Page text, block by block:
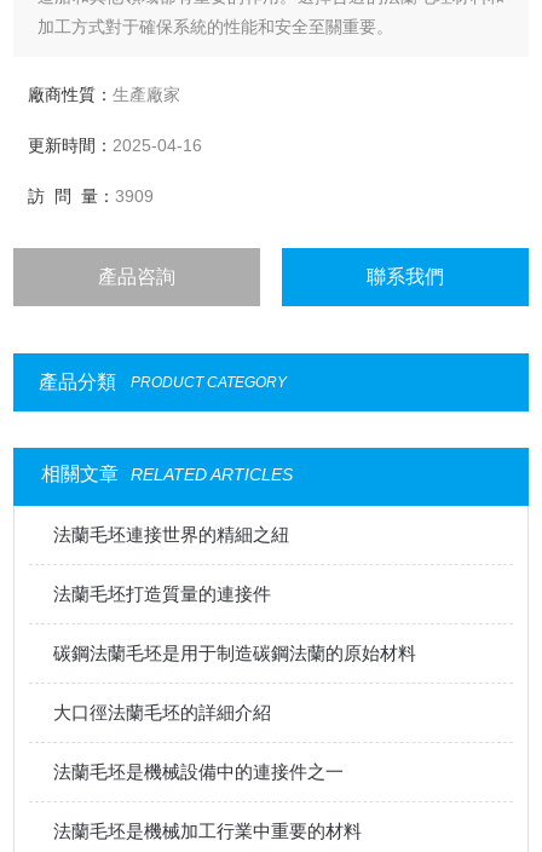
加工方式對于確保系統的性能和安全至關重要。
廠商性質：生產廠家
更新時間： 2025-04-16
訪 問 量：3909
產品咨詢 聯系我們
產品分類 PRODUCT CATEGORY
相關文章 RELATED ARTICLES
法蘭毛坯連接世界的精細之紐
法蘭毛坯打造質量的連接件
碳鋼法蘭毛坯是用于制造碳鋼法蘭的原始材料
大口徑法蘭毛坯的詳細介紹
法蘭毛坯是機械設備中的連接件之一
法蘭毛坯是機械加工行業中重要的材料